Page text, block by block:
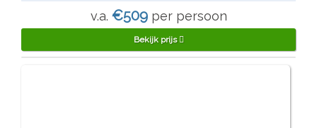
v.a. €509per persoon
Bekijk prijs